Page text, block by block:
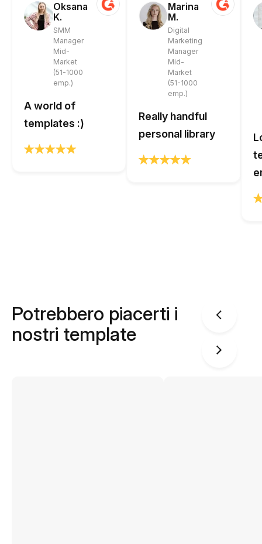
Oksana
K.
SMM
Manager
Mid-
Market
(51-1000
emp.)
A world of
templates :)
Marina
M.
Digital
Marketing
Manager
Mid-
Market
(51-1000
emp.)
Really handful
personal library
Potrebbero piacerti i
nostri template